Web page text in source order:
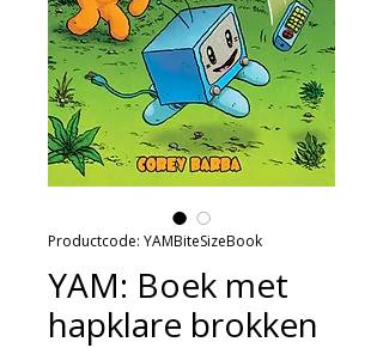
Productcode: YAMBiteSizeBook
YAM: Boek met
hapklare brokken